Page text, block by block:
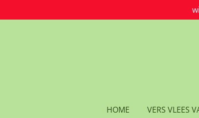
direct
HOME VERS VLEES